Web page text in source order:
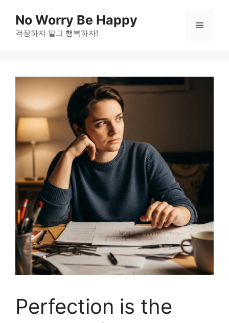
content
No Worry Be Happy
걱정하지 말고 행복하자!
Menu
Perfection is the